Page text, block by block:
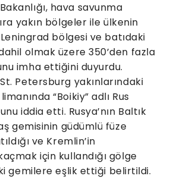
hava savunma
yakın bölgeler ile ülkenin
bölgesi ve batıdaki
olmak üzere 350’den fazla
imha ettiğini duyurdu.
Petersburg yakınlarındaki
“Boikiy” adlı Rus
iddia etti. Rusya’nın Baltık
gemisinin güdümlü füze
ve Kremlin’in
için kullandığı gölge
gemilere eşlik ettiği belirtildi.